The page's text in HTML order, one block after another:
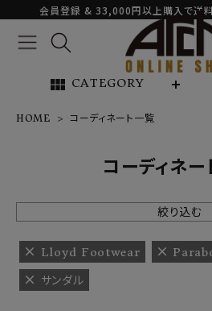
会員登録 & 33,000円以上購入で送料
view_module CATEGORY
NEW ARRIVAL
ARCH EXCLUSIVE
BRAND
CATEGORY
HOME コーディネート一覧
コーディネー
絞り込む
Lloyd Footwear
サンダル